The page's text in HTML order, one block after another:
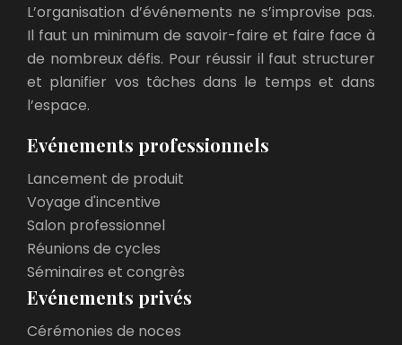
L’organisation d’événements ne s’improvise pas.
Il faut un minimum de savoir-faire et faire face à
de nombreux défis. Pour réussir il faut structurer
et planifier vos tâches dans le temps et dans
l’espace.
Evénements professionnels
Lancement de produit
Voyage d'incentive
Salon professionnel
Réunions de cycles
Séminaires et congrès
Evénements privés
Cérémonies de noces